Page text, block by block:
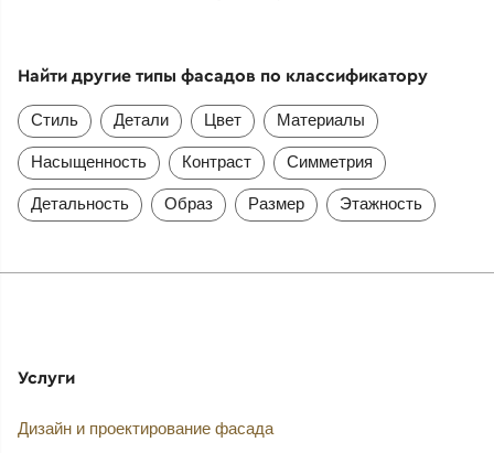
Найти другие типы фасадов по классификатору
Стиль Детали Цвет Материалы
Насыщенность Контраст Симметрия
Детальность Образ Размер Этажность
Услуги
Дизайн и проектирование фасада